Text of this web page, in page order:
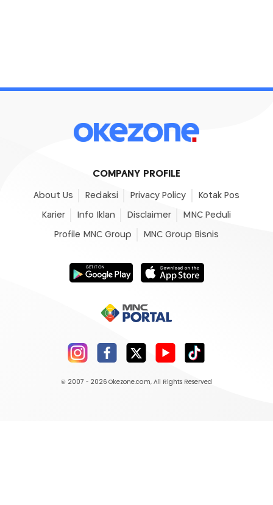
COMPANY PROFILE
About Us Redaksi Privacy Policy Kotak Pos
Karier Info Iklan Disclaimer MNC Peduli
Profile MNC Group MNC Group Bisnis
© 2007 - 2026 Okezone.com, All Rights Reserved